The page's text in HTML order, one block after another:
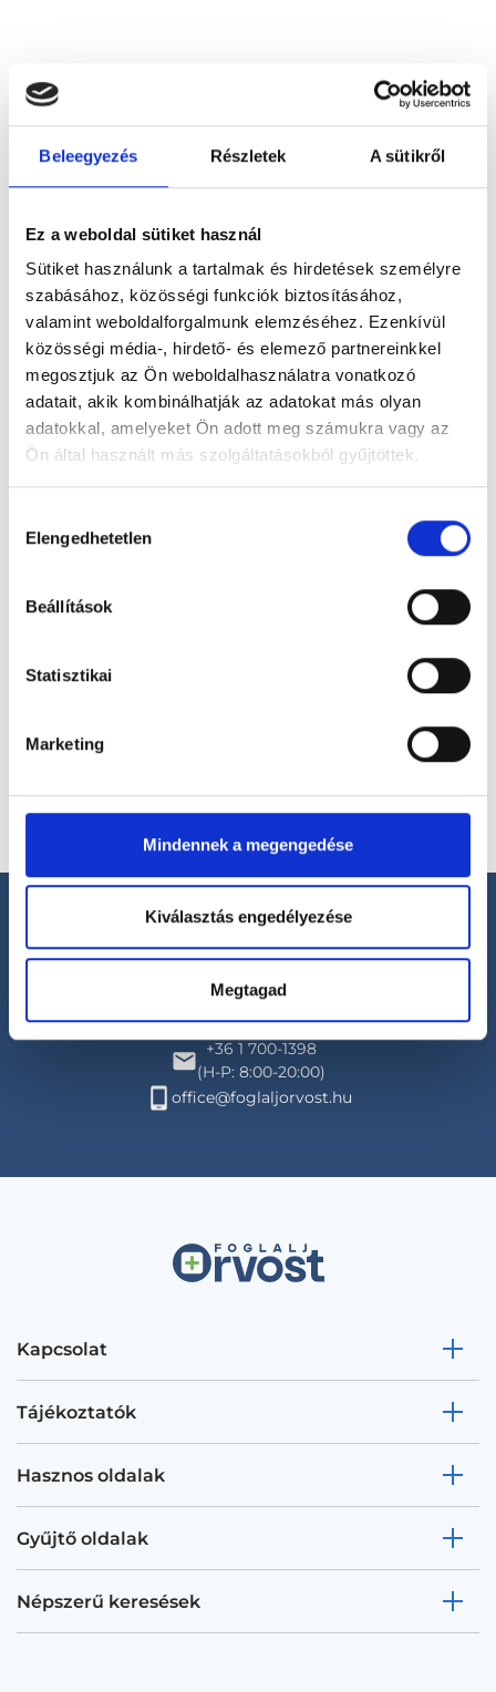
Beleegyezés Részletek A sütikről
Ez a weboldal sütiket használ
Sütiket használunk a tartalmak és hirdetések személyre
szabásához, közösségi funkciók biztosításához,
valamint weboldalforgalmunk elemzéséhez. Ezenkívül
közösségi média-, hirdető- és elemező partnereinkkel
megosztjuk az Ön weboldalhasználatra vonatkozó
adatait, akik kombinálhatják az adatokat más olyan
adatokkal, amelyeket Ön adott meg számukra vagy az
Ön által használt más szolgáltatásokból gyűjtöttek.
szabályzat:https://foglaljorvost.hu/info/foglaljorvost-
kiválasztása
Elengedhetetlen
Beállítások
Statisztikai
Marketing
Mindennek a megengedése
Kiválasztás engedélyezése
Megtagad
Art-Vital Idősek Otthona
1039 Budapest, Batthyány u. 45.
Foglalj időpontot megbízható
magánorvosokhoz most!
Válassz szakterületet
Válassz helyszínt
Segíthetünk?
+36 1 700-1398
(H-P: 8:00-20:00)
office@foglaljorvost.hu
Kapcsolat
Tájékoztatók
Hasznos oldalak
Gyűjtő oldalak
Népszerű keresések